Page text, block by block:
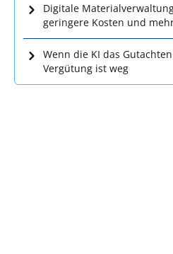
Digitale
geringere Kosten und
Wenn die KI das
Vergütung ist weg